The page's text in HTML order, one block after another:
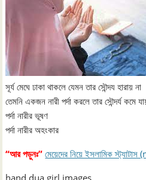
সূর্য মেঘে ঢাকা থাকলে যেমন তার সৌন্দয হারায় না
তেমনি একজন নারী পর্দা করলে তার সৌন্দর্য কমে
পর্দা নারীর ভূষণ
পর্দা নারীর অহংকার
“আর পড়ুনঃ” মেয়েদের নিয়ে ইসলামিক
hand dua girl images